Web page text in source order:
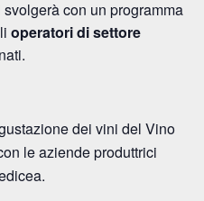
con un programma
operatori di settore
dei vini del Vino
le aziende produttrici